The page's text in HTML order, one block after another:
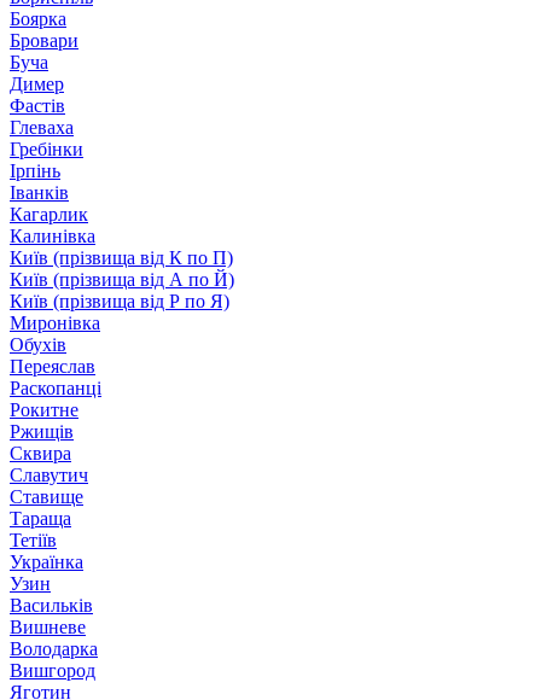
Боярка
Бровари
Буча
Димер
Фастів
Глеваха
Гребінки
Ірпінь
Іванків
Кагарлик
Калинівка
Київ (прізвища від К по П)
Київ (прізвища від А по Й)
Київ (прізвища від Р по Я)
Миронівка
Обухів
Переяслав
Раскопанці
Рокитне
Ржищів
Сквира
Славутич
Ставище
Тараща
Тетіїв
Українка
Узин
Васильків
Вишневе
Володарка
Вишгород
Яготин